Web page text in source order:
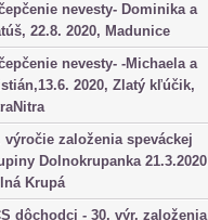
nevesty- Dominika a
22.8. 2020, Madunice
nevesty- -Michaela a
2020, Zlatý kľúčik,
výročie založenia speváckej
Dolnokrupanka 21.3.2020
Krupá
dôchodci - 30. výr. založenia